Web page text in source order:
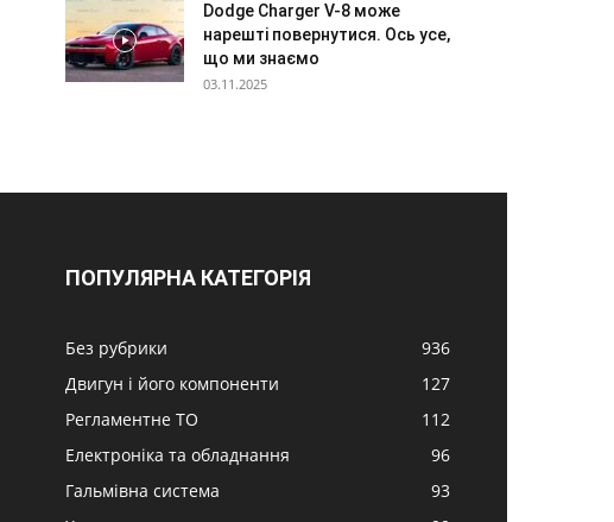
Dodge Charger V-8 може
нарешті повернутися. Ось усе,
що ми знаємо
03.11.2025
ПОПУЛЯРНА КАТЕГОРІЯ
Без рубрики
936
Двигун і його компоненти
127
Регламентне ТО
112
Електроніка та обладнання
96
Гальмівна система
93